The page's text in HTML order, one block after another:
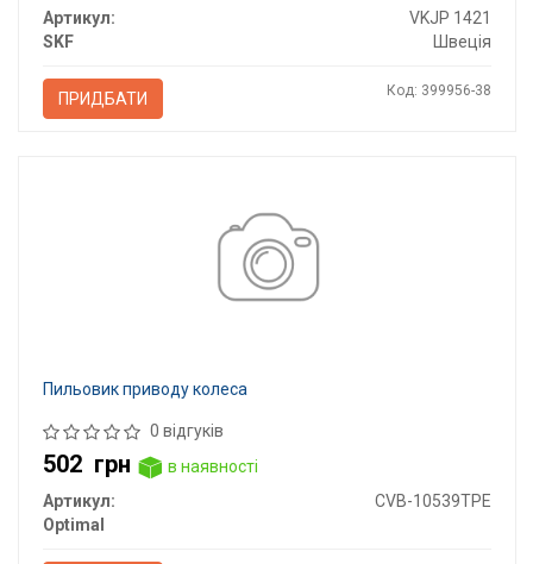
Артикул:
VKJP 1421
SKF
Швеція
ПРИДБАТИ Код: 399956-38
Пильовик приводу колеса
0 відгуків
502 грн
в наявності
Артикул:
CVB-10539TPE
Optimal